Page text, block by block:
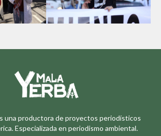
una productora de proyectos periodísticos
Especializada en periodismo ambiental.